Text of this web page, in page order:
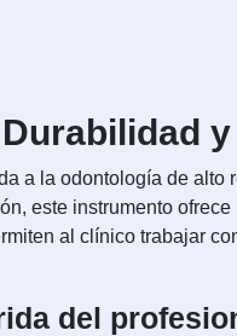
a la odontología de
este instrumento
al clínico trabajar
del